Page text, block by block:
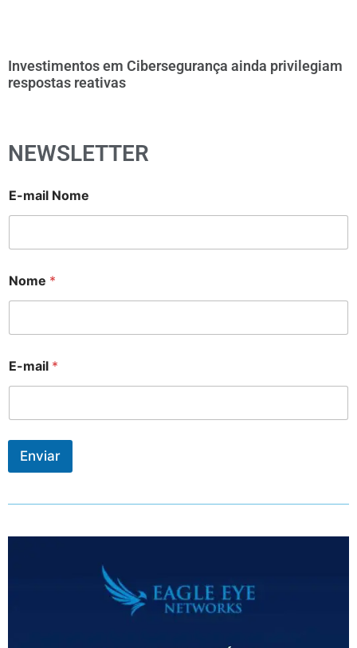
Investimentos em Cibersegurança ainda privilegiam
respostas reativas
NEWSLETTER
E-mail Nome
Nome *
E-mail *
Enviar